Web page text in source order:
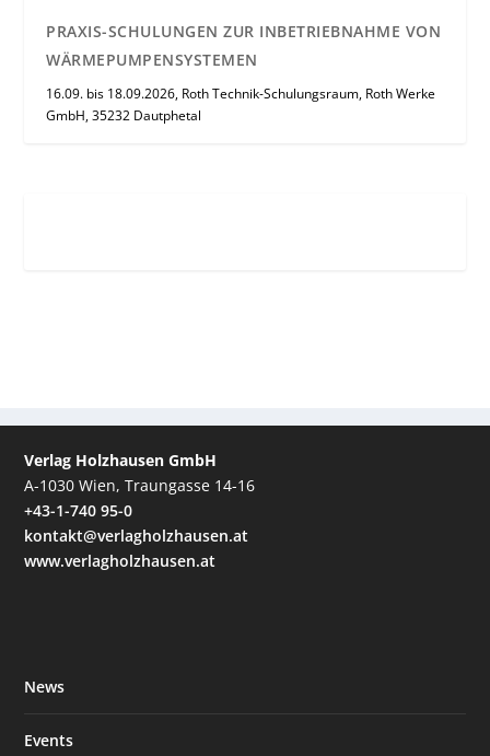
PRAXIS-SCHULUNGEN ZUR INBETRIEBNAHME VON
WÄRMEPUMPENSYSTEMEN
16.09. bis 18.09.2026, Roth Technik-Schulungsraum, Roth Werke
GmbH, 35232 Dautphetal
Verlag Holzhausen GmbH
A-1030 Wien, Traungasse 14-16
+43-1-740 95-0
kontakt@verlagholzhausen.at
www.verlagholzhausen.at
News
Events